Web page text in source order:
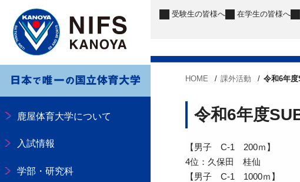
鹿屋体育大学について
入試情報
学部・研究科
受験生の皆様へ 在学生の皆様へ
HOME 課外活動 令和6年
令和6年度
【男子 C-1 200ｍ】
4位：久保田 桂仙
【男子 C-1 1000ｍ】